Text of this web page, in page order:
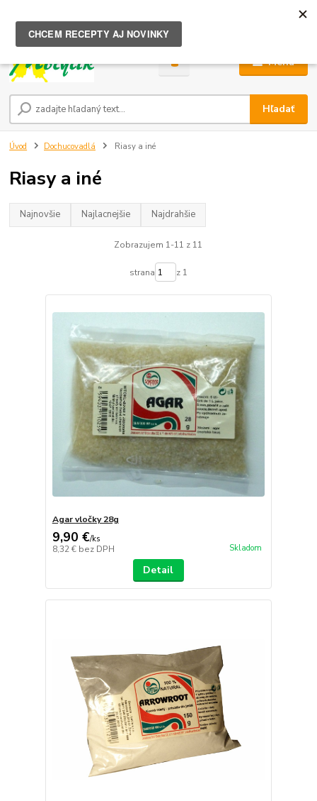
Menu
Hľadať
ks
0,00 €
Úvod Dochucovadlá Riasy a iné
Riasy a iné
Najnovšie Najlacnejšie Najdrahšie
Zobrazujem 1-11 z 11
strana z 1
Agar vločky 28g
9,90 €/ks
8,32 € bez DPH Skladom
Detail